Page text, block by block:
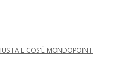
E COS'È MONDOPOINT